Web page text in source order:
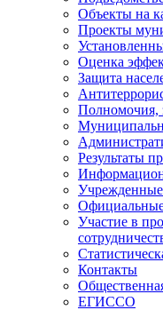
Объекты на
Проекты
Оценка
Защита
Полномочия,
Результаты
Официальные
Участие в
Контакты
ЕГИССО